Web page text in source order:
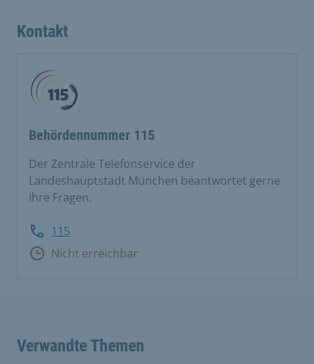
Kontakt
Behördennummer 115
Der Zentrale Telefonservice der
Landeshauptstadt München beantwortet gerne
Ihre Fragen.
115
Nicht erreichbar
Verwandte Themen